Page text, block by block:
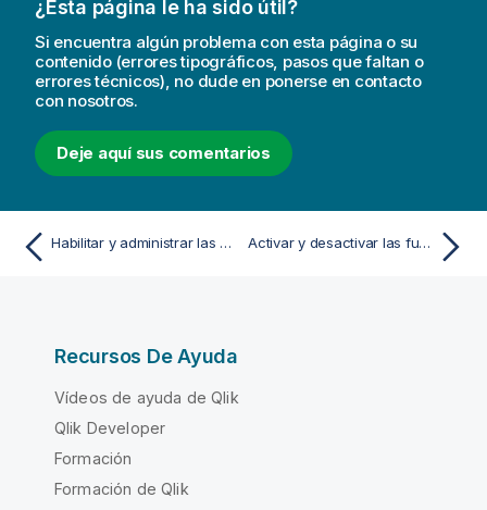
¿Esta página le ha sido útil?
Si encuentra algún problema con esta página o su
contenido (errores tipográficos, pasos que faltan o
errores técnicos), no dude en ponerse en contacto
con nosotros.
Deje aquí sus comentarios
Habilitar y administrar las alertas de datos Activar y desactivar las funciones de informes, suscripciones y el uso compartido
Recursos De Ayuda
Vídeos de ayuda de Qlik
Qlik Developer
Formación
Formación de Qlik